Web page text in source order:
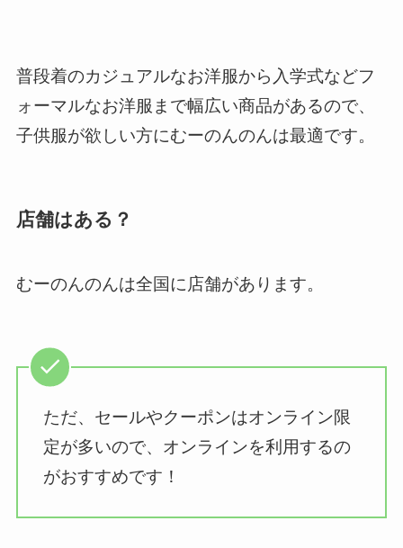
普段着のカジュアルなお洋服から入学式などフ
ォーマルなお洋服まで幅広い商品があるので、
子供服が欲しい方にむーのんのんは最適です。
店舗はある？
むーのんのんは全国に店舗があります。
ただ、セールやクーポンはオンライン限
定が多いので、オンラインを利用するの
がおすすめです！